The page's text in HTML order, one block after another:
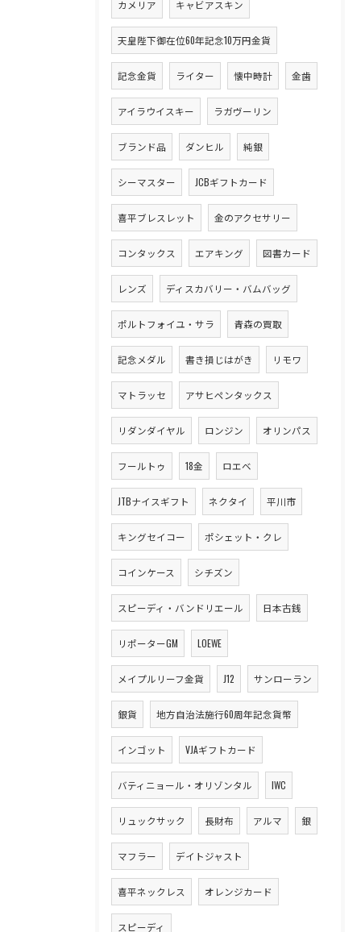
カメリア キャビアスキン
天皇陛下御在位60年記念10万円金貨
記念金貨 ライター 懐中時計 金歯
アイラウイスキー ラガヴーリン
ブランド品 ダンヒル 純銀
シーマスター JCBギフトカード
喜平ブレスレット 金のアクセサリー
コンタックス エアキング 図書カード
レンズ ディスカバリー・バムバッグ
ポルトフォイユ・サラ 青森の買取
記念メダル 書き損じはがき リモワ
マトラッセ アサヒペンタックス
リダンダイヤル ロンジン オリンパス
フールトゥ 18金 ロエベ
JTBナイスギフト ネクタイ 平川市
キングセイコー ポシェット・クレ
コインケース シチズン
スピーディ・バンドリエール 日本古銭
リポーターGM LOEWE
メイプルリーフ金貨 J12 サンローラン
銀貨 地方自治法施行60周年記念貨幣
インゴット VJAギフトカード
バティニョール・オリゾンタル IWC
リュックサック 長財布 アルマ 銀
マフラー デイトジャスト
喜平ネックレス オレンジカード
スピーディ